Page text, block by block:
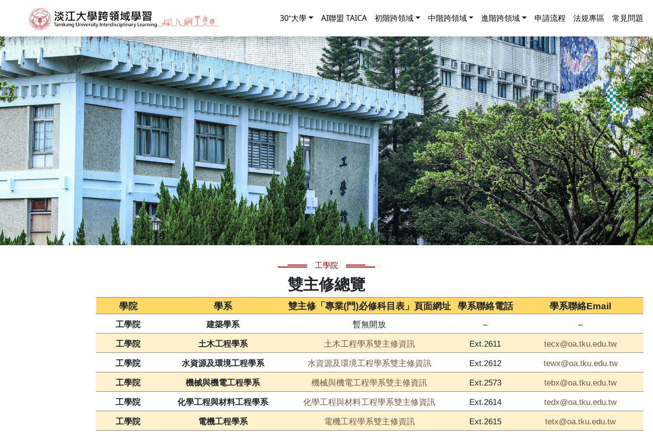
30⁺大學 AI聯盟 TAICA 初階跨領域 中階跨領域 進階跨領域 申請流程 法規專區 常見問題
工學院
雙主修總覽
學院 學系 雙主修「專業(門)必修科目表」頁面網址 學系聯絡電話 學系聯絡Email
工學院 建築學系 暫無開放 – –
工學院 土木工程學系 土木工程學系雙主修資訊 Ext.2611 tecx@oa.tku.edu.tw
工學院 水資源及環境工程學系 水資源及環境工程學系雙主修資訊 Ext.2612 tewx@oa.tku.edu.tw
工學院 機械與機電工程學系 機械與機電工程學系雙主修資訊 Ext.2573 tebx@oa.tku.edu.tw
工學院 化學工程與材料工程學系 化學工程與材料工程學系雙主修資訊 Ext.2614 tedx@oa.tku.edu.tw
工學院 電機工程學系 電機工程學系雙主修資訊 Ext.2615 tetx@oa.tku.edu.tw